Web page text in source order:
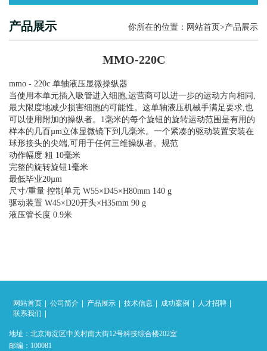
产品展示 你所在的位置： 网站首页>产品展示
MMO-220C
mmo - 220c 单轴液压显微操纵器
当使用本单元插入吸管进入细胞,运营商可以进一步的运动方向相同,
最大限度地减少损害细胞的可能性。这单轴液压机械手满足要求,也
可以使用附加的操纵者。1毫米的每个旋钮的旋转运动范围是有用的
样本的几百µm立体显微镜下到几毫米。一个紧凑的驱动装置安装在
球形接头的尖端,可用于任何三维操纵者。规范
动作幅度 粗 10毫米
完整的旋转旋钮1毫米
最低毕业20µm
尺寸/重量 控制单元 W55×D45×H80mm 140 g
驱动装置 W45×D20开头×H35mm 90 g
液压管长度 0.9米
网站首页 公司简介 产品展示 技术信息 成功案例
人才招聘
联系我们
地址：北京海淀区中关村南大街12号科技综合楼202室
邮编：100081